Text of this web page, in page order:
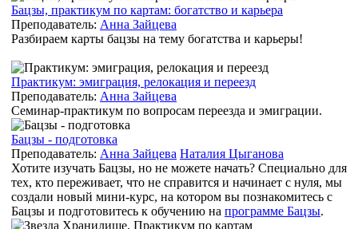
Бацзы, практикум по картам: богатство и карьера
Преподаватель: Анна Зайцева
Разбираем карты бацзы на тему богатства и карьеры!
Практикум: эмиграция, релокация и переезд
Преподаватель: Анна Зайцева
Семинар-практикум по вопросам переезда и эмиграции.
Бацзы - подготовка
Преподаватель: Анна Зайцева Наталия Цыганова
Хотите изучать Бацзы, но не можете начать? Специально для
тех, кто переживает, что не справится и начинает с нуля, мы
создали новый мини-курс, на котором вы познакомитесь с
Бацзы и подготовитесь к обучению на программе Бацзы.